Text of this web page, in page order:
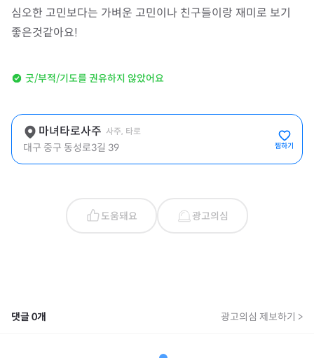
심오한 고민보다는 가벼운 고민이나 친구들이랑 재미로 보기
좋은것같아요!
굿/부적/기도를 권유하지 않았어요
마녀타로사주 사주, 타로
대구 중구 동성로3길 39 찜하기
도움돼요 광고의심
댓글0개 광고의심 제보하기 >